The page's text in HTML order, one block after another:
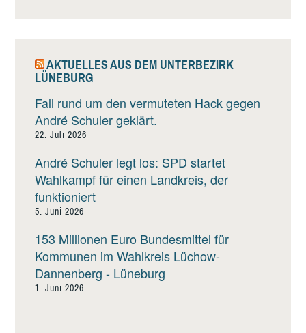
AKTUELLES AUS DEM UNTERBEZIRK
LÜNEBURG
Fall rund um den vermuteten Hack gegen
André Schuler geklärt.
22. Juli 2026
André Schuler legt los: SPD startet
Wahlkampf für einen Landkreis, der
funktioniert
5. Juni 2026
153 Millionen Euro Bundesmittel für
Kommunen im Wahlkreis Lüchow-
Dannenberg - Lüneburg
1. Juni 2026